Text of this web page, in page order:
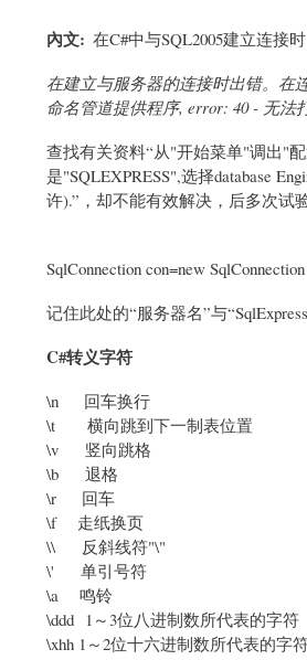
內文
在C#中与SQL2005建立连接
在建立与服务器的连接时出错。在
命名管道提供程序, error: 40 - 无法
查找有关资料“从"开始菜单"调出"
是"SQLEXPRESS",选择database
许).”，却不能有效解决，后多次试
SqlConnection con=new SqlConnection
记住此处的“服务器名”与
C#转义字符
\n 回车换行
\t 横向跳到下一制表位置
\v 竖向跳格
\b 退格
\r 回车
\f 走纸换页
\\ 反斜线符"\"
\' 单引号符
\a 鸣铃
\ddd 1～3位八进制数所代表的字符
\xhh 1～2位十六进制数所代表的字